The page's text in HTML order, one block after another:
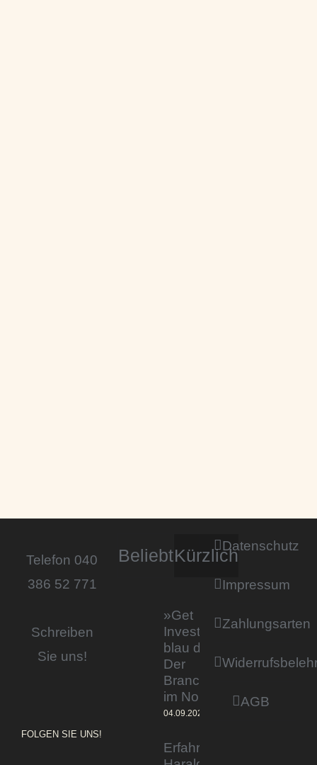
Telefon 040
386 52 771
Schreiben
Sie uns!
FOLGEN SIE UNS!
BeliebtKürzlich
»Get
Invested by
blau direkt«:
Der
Branchentag
im Norden
04.09.2023
Erfahrener Experte
Datenschutz
Impressum
Zahlungsarten
AGB